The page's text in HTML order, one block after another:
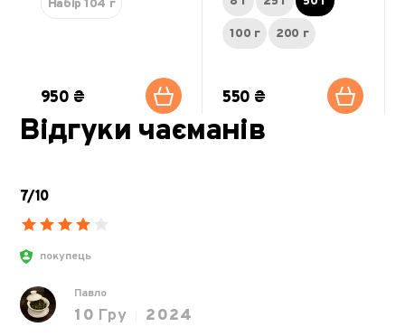
Набір 104 г
950 ₴
100 г 200 г
550 ₴
Відгуки чаєманів
7/10
покупець
Павло
10 Гру 2024